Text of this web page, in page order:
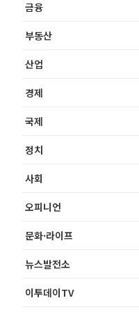
금융
부동산
산업
경제
국제
정치
사회
오피니언
문화·라이프
뉴스발전소
이투데이TV